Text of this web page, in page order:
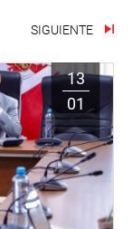
SIGUIENTE
13
01